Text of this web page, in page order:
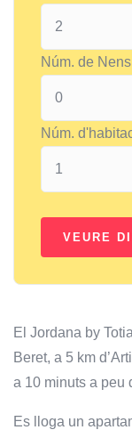
Núm. de
Núm.
El Jordana by
Beret, a 5 km
a 10 minuts a peu
Es lloga un